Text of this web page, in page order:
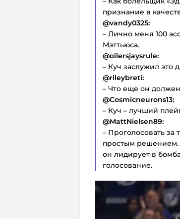
признание в
@vandy0325:
– Лично меня 100
Мэттьюса.
@oilersjaysrule:
– Куч заслужил это
@rileybreti:
– Что еще он должен
@Cosmicneurons13:
– Куч – лучший
@MattNielsen89:
– Проголосовать за
простым решением.
он лидирует в
голосование.